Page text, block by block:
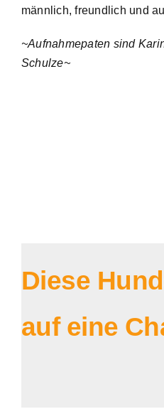
männlich, freundlich und
~Aufnahmepaten sind
Schulze~
Diese
auf eine